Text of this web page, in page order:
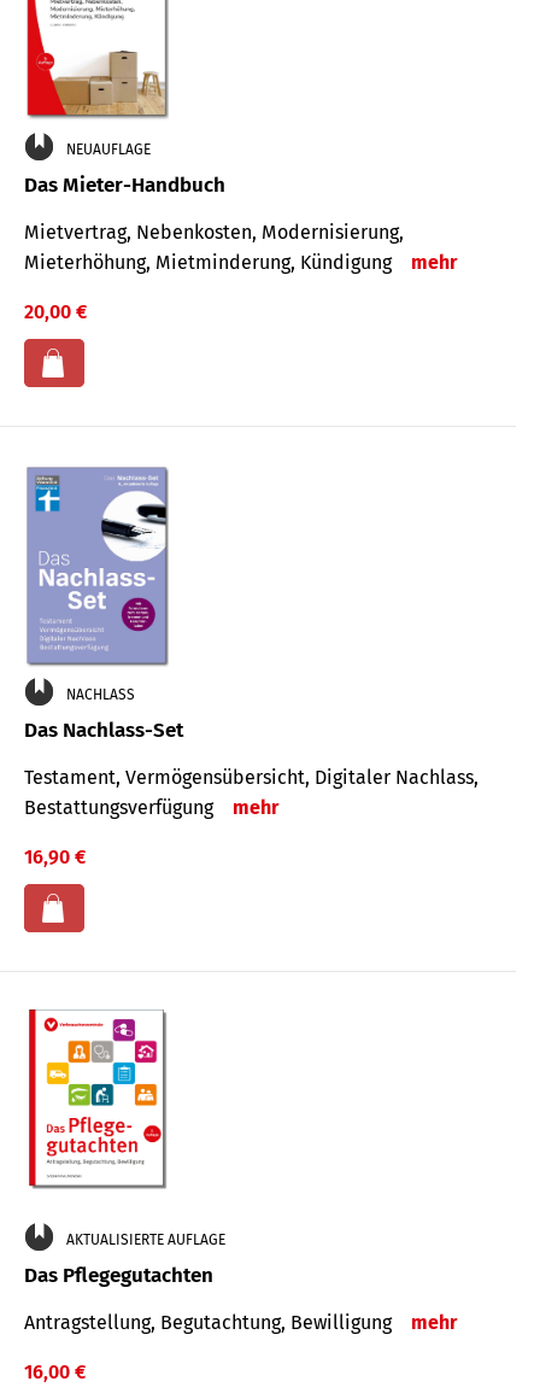
NEUAUFLAGE
Das Mieter-Handbuch
Mietvertrag, Nebenkosten, Modernisierung,
Mieterhöhung, Mietminderung, Kündigung
mehr
20,00 €
NACHLASS
Das Nachlass-Set
Testament, Vermögens­übersicht, Digitaler Nach­lass,
Bestat­tungs­ver­fügung
mehr
16,90 €
AKTUALISIERTE AUFLAGE
Das Pflegegutachten
Antragstellung, Begutachtung, Bewilligung mehr
16,00 €